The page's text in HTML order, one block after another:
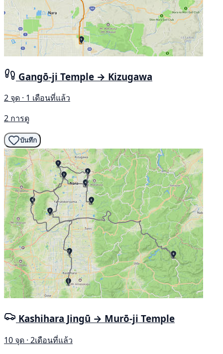
Gangō-ji Temple → Kizugawa
2 จุด · 1 เดือนที่แล้ว
2 การดู
บันทึก
Kashihara Jingū → Murō-ji Temple
10 จุด · 2เดือนที่แล้ว